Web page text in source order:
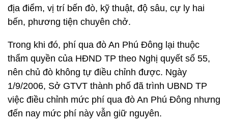
địa điểm, vị trí bến đò, kỹ thuật, độ sâu, cự ly hai
bến, phương tiện chuyên chở.
Trong khi đó, phí qua đò An Phú Đông lại thuộc
thẩm quyền của HĐND TP theo Nghị quyết số 55,
nên chủ đò không tự điều chỉnh được. Ngày
1/9/2006, Sở GTVT thành phố đã trình UBND TP
việc điều chỉnh mức phí qua đò An Phú Đông nhưng
đến nay mức phí này vẫn giữ nguyên.